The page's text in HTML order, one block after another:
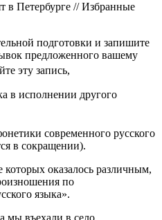
Петербурге // Избранные
подготовки и запишите
предложенного вашему
эту запись,
в исполнении другого
современного русского
в сокращении).
оказалось различным,
по
языка».
мы въехали в село